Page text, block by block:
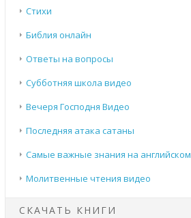
Стихи
Библия онлайн
Ответы на вопросы
Субботняя школа видео
Вечеря Господня Видео
Последняя атака сатаны
Самые важные знания на английском
Молитвенные чтения видео
СКАЧАТЬ КНИГИ